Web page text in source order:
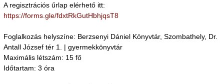
A regisztrációs űrlap elérhető itt:
https://forms.gle/fdxtRkGutHbhjqsT8
Foglalkozás helyszíne: Berzsenyi Dániel Könyvtár, Szombathely, Dr.
Antall József tér 1. | gyermekkönyvtár
Maximális létszám: 15 fő
Időtartam: 3 óra